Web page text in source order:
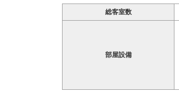
総客室数
部屋設備